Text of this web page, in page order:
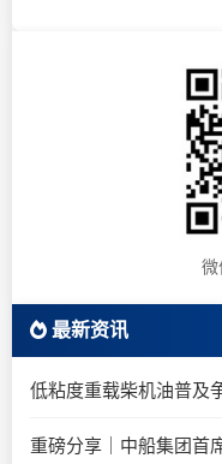
微
最新资讯
重磅分享｜中船集团首